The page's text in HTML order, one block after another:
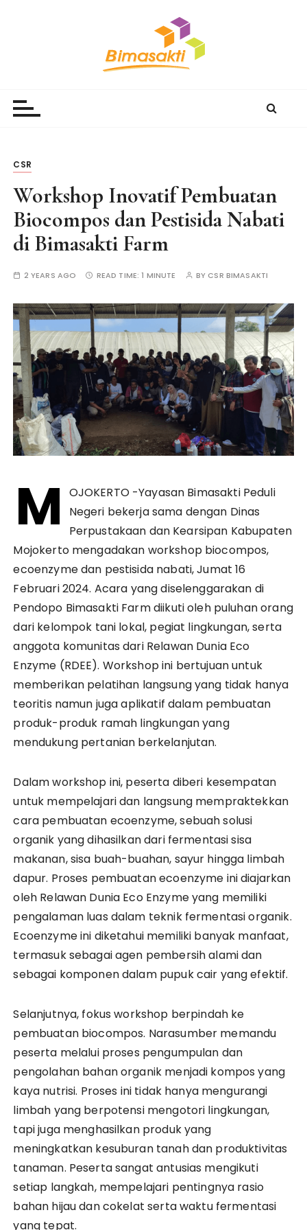
CSR
Workshop Inovatif Pembuatan
Biocompos dan Pestisida Nabati
di Bimasakti Farm
2 YEARS AGO READ TIME:1 MINUTE BY CSR BIMASAKTI
M
OJOKERTO -Yayasan Bimasakti Peduli
Negeri bekerja sama dengan Dinas
Perpustakaan dan Kearsipan Kabupaten
Mojokerto mengadakan workshop biocompos,
ecoenzyme dan pestisida nabati, Jumat 16
Februari 2024. Acara yang diselenggarakan di
Pendopo Bimasakti Farm diikuti oleh puluhan orang
dari kelompok tani lokal, pegiat lingkungan, serta
anggota komunitas dari Relawan Dunia Eco
Enzyme (RDEE). Workshop ini bertujuan untuk
memberikan pelatihan langsung yang tidak hanya
teoritis namun juga aplikatif dalam pembuatan
produk-produk ramah lingkungan yang
mendukung pertanian berkelanjutan.
Dalam workshop ini, peserta diberi kesempatan
untuk mempelajari dan langsung mempraktekkan
cara pembuatan ecoenzyme, sebuah solusi
organik yang dihasilkan dari fermentasi sisa
makanan, sisa buah-buahan, sayur hingga limbah
dapur. Proses pembuatan ecoenzyme ini diajarkan
oleh Relawan Dunia Eco Enzyme yang memiliki
pengalaman luas dalam teknik fermentasi organik.
Ecoenzyme ini diketahui memiliki banyak manfaat,
termasuk sebagai agen pembersih alami dan
sebagai komponen dalam pupuk cair yang efektif.
Selanjutnya, fokus workshop berpindah ke
pembuatan biocompos. Narasumber memandu
peserta melalui proses pengumpulan dan
pengolahan bahan organik menjadi kompos yang
kaya nutrisi. Proses ini tidak hanya mengurangi
limbah yang berpotensi mengotori lingkungan,
tapi juga menghasilkan produk yang
meningkatkan kesuburan tanah dan produktivitas
tanaman. Peserta sangat antusias mengikuti
setiap langkah, mempelajari pentingnya rasio
bahan hijau dan cokelat serta waktu fermentasi
yang tepat.